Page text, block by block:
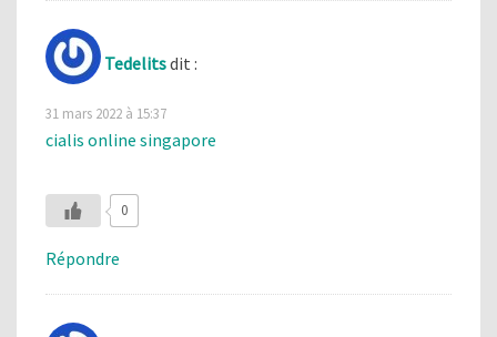
Tedelitsdit :
31 mars 2022 à 15:37
cialis online singapore
0
Répondre